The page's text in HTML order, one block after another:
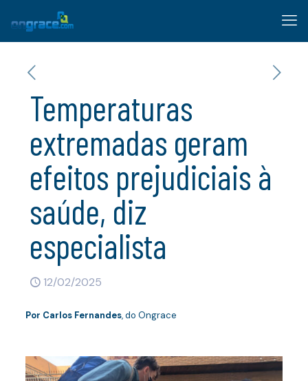
Temperaturas
extremadas geram
efeitos prejudiciais à
saúde, diz
especialista
12/02/2025
Por Carlos Fernandes, do Ongrace